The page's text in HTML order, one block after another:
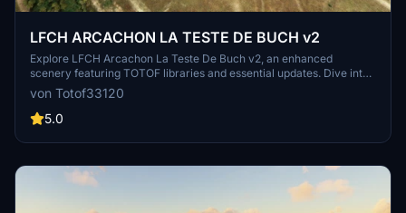
LFCH ARCACHON LA TESTE DE BUCH v2
Explore LFCH Arcachon La Teste De Buch v2, an enhanced
scenery featuring TOTOF libraries and essential updates. Dive into
a detailed world with Tchanquées cabins, France VFR landmarks,
and more. Immerse yourself in a realistic flight experience with this
meticulously crafted add-on. Enhance your virtual aviation journey
von Totof33120
5.0